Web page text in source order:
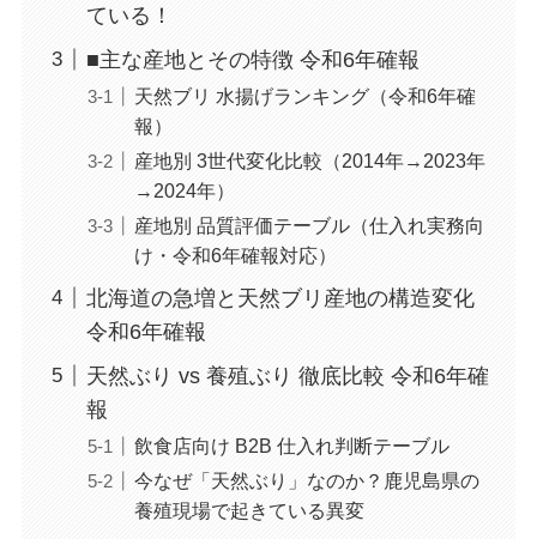
ている！
■主な産地とその特徴 令和6年確報
天然ブリ 水揚げランキング（令和6年確
報）
産地別 3世代変化比較（2014年→2023年
→2024年）
産地別 品質評価テーブル（仕入れ実務向
け・令和6年確報対応）
北海道の急増と天然ブリ産地の構造変化
令和6年確報
天然ぶり vs 養殖ぶり 徹底比較 令和6年確
報
飲食店向け B2B 仕入れ判断テーブル
今なぜ「天然ぶり」なのか？鹿児島県の
養殖現場で起きている異変